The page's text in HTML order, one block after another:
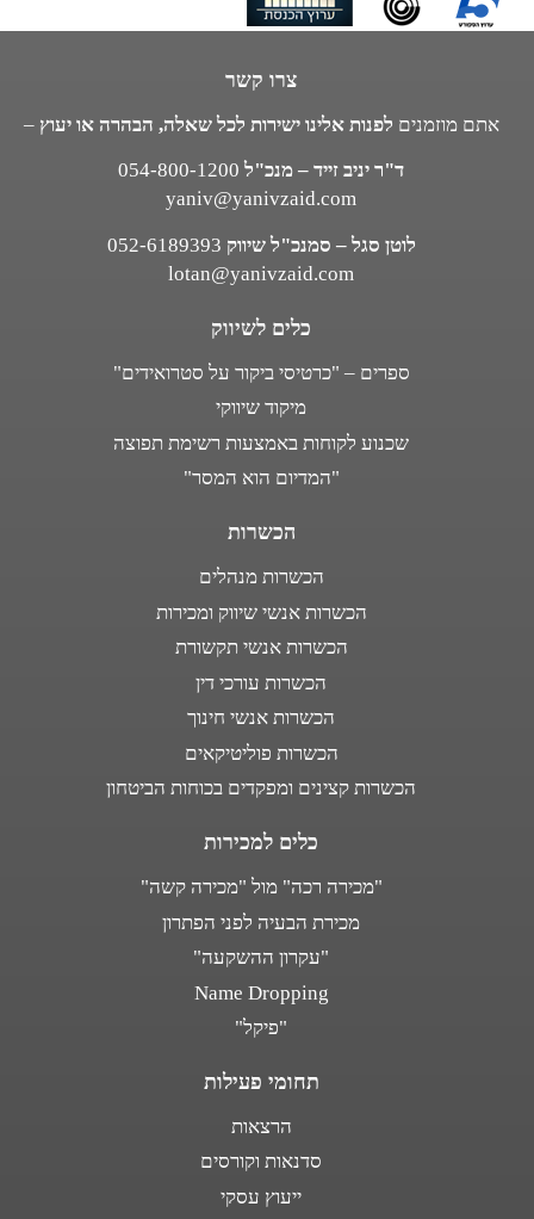
צרו קשר
אתם מוזמנים לפנות אלינו ישירות לכל שאלה, הבהרה או יעוץ –
ד"ר יניב זייד – מנכ"ל 054-800-1200
yaniv@yanivzaid.com
לוטן סגל – סמנכ"ל שיווק 052-6189393
lotan@yanivzaid.com
כלים לשיווק
ספרים – "כרטיסי ביקור על סטרואידים"
מיקוד שיווקי
שכנוע לקוחות באמצעות רשימת תפוצה
"המדיום הוא המסר"
הכשרות
הכשרות מנהלים
הכשרות אנשי שיווק ומכירות
הכשרות אנשי תקשורת
הכשרות עורכי דין
הכשרות אנשי חינוך
הכשרות פוליטיקאים
הכשרות קצינים ומפקדים בכוחות הביטחון
כלים למכירות
"מכירה רכה" מול "מכירה קשה"
מכירת הבעיה לפני הפתרון
"עקרון ההשקעה"
Name Dropping
"פיקל"
תחומי פעילות
הרצאות
סדנאות וקורסים
ייעוץ עסקי